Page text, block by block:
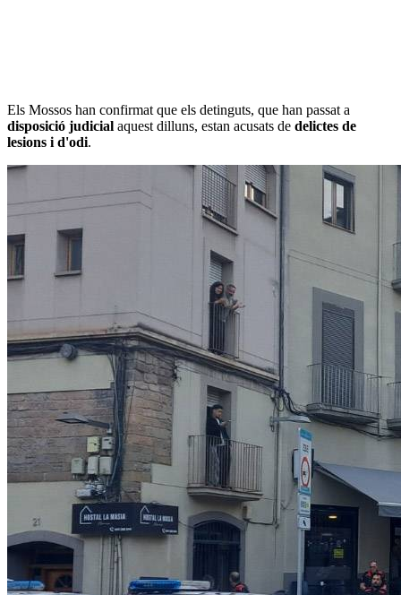
Els Mossos han confirmat que els detinguts, que han passat a
disposició judicial aquest dilluns, estan acusats de delictes de
lesions i d'odi.